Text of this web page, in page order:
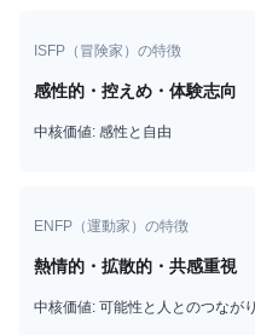
ISFP （ 冒険家 ）の特徴
感性的・控えめ・体験志向
中核価値: 感性と自由
ENFP （運動家 ）の特徴
熱情的・拡散的・共感重視
中核価値: 可能性と人とのつながり